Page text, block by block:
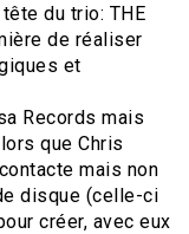
du trio: THE
de réaliser
et
Records mais
que Chris
mais non
disque (celle-ci
créer, avec eux